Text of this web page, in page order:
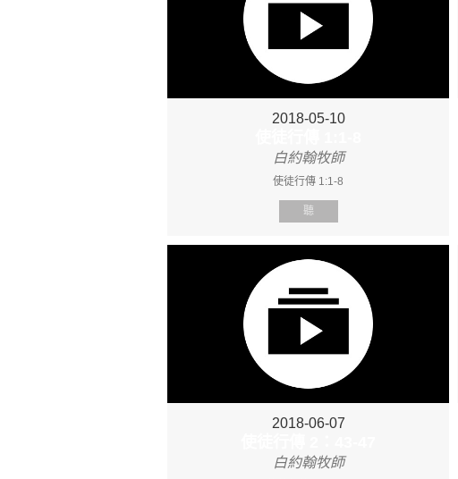
2018-05-10
白約翰牧師
使徒行傳 1:1-8
聽
2018-06-07
白約翰牧師